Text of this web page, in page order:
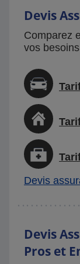
Devis
Comparez
vos
Devis
Devis
Pros et